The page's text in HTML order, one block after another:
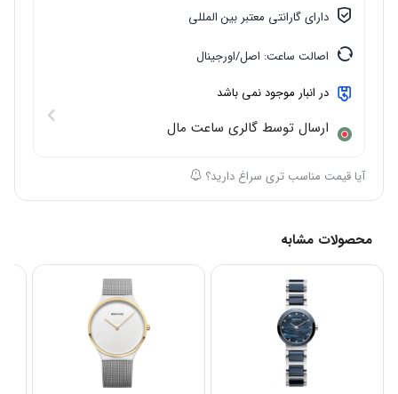
دارای گارانتی معتبر بین المللی
اصالت ساعت: اصل/اورجینال
در انبار موجود نمی باشد
ارسال توسط گالری ساعت مال
آیا قیمت مناسب تری سراغ دارید؟
محصولات مشابه